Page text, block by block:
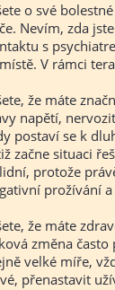
o své
Nevím, zda
s
V rámci
že máte
napětí,
postaví se k
začne situaci
protože
prožívání
že máte
změna
velké míře,
přenastavit